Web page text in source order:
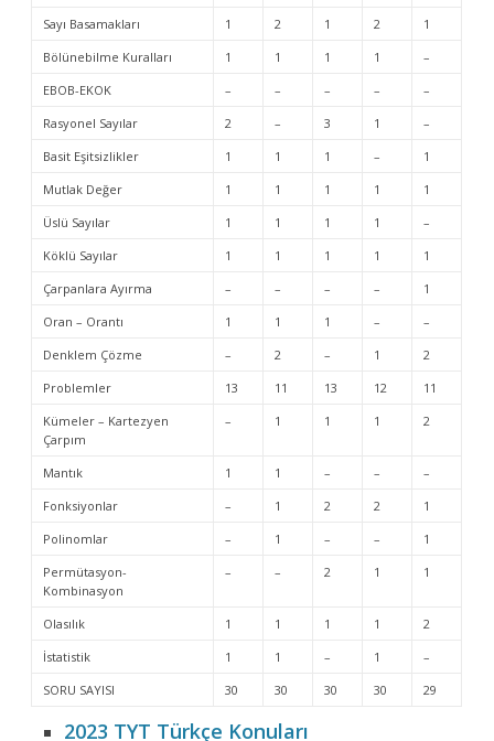
Sayı Basamakları
1 2 1 2
1
Bölünebilme Kuralları
1 1 1 1
–
EBOB-EKOK
– – – –
–
Rasyonel Sayılar
2 – 3 1
–
Basit Eşitsizlikler
1 1 1 –
1
Mutlak Değer
1 1 1 1
1
Üslü Sayılar
1 1 1 1
–
Köklü Sayılar
1 1 1 1
1
Çarpanlara Ayırma
– – – –
1
Oran – Orantı
1 1 1 –
–
Denklem Çözme
– 2 – 1
2
Problemler
13 11 13 12
11
Kümeler – Kartezyen
Çarpım
– 1 1 1 2
Mantık 1 1 – –
–
Fonksiyonlar
– 1 2 2
1
Polinomlar
– 1 – –
1
Permütasyon-
Kombinasyon
– – 2 1 1
Olasılık 1 1 1 1
2
İstatistik
1 1 – 1
–
SORU SAYISI
30 30 30 30 29
2023 TYT Türkçe Konuları